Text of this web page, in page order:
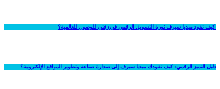
كيف تقود ميديا سيرف ثورة التسويق الرقمي في زفتى للوصول للعالمية؟
دليل التميز الرقمي: كيف تقودك ميديا سيرف إلى صدارة صناعة وتطوير المواقع الإلكترونية؟